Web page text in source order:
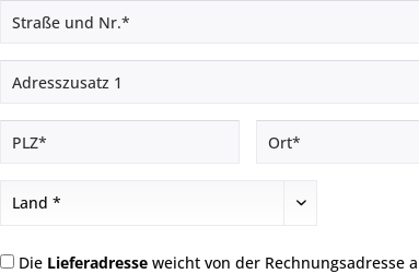
Die Lieferadresse weicht von der Rechnungsadresse